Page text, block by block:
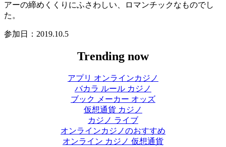
アーの締めくくりにふさわしい、ロマンチックなものでし
た。
参加日：2019.10.5
Trending now
アプリ オンラインカジノ
バカラ ルール カジノ
ブック メーカー オッズ
仮想通貨 カジノ
カジノ ライブ
オンラインカジノのおすすめ
オンライン カジノ 仮想通貨